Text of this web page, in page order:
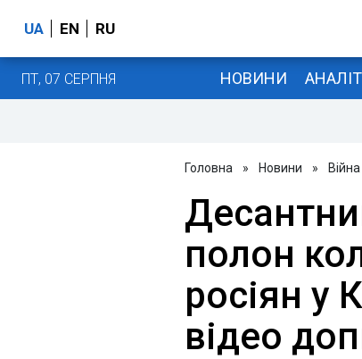
UA EN RU
ПТ, 07 СЕРПНЯ НОВИНИ
Головна » Новини »
полон
росіян у
відео